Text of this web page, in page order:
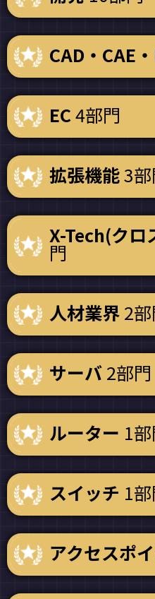
CAD・CAE
EC4部門
拡張機能3
X-Tech(クロ
門
人材業界2
サーバ2部門
ルーター 1
スイッチ 1
アクセスポ